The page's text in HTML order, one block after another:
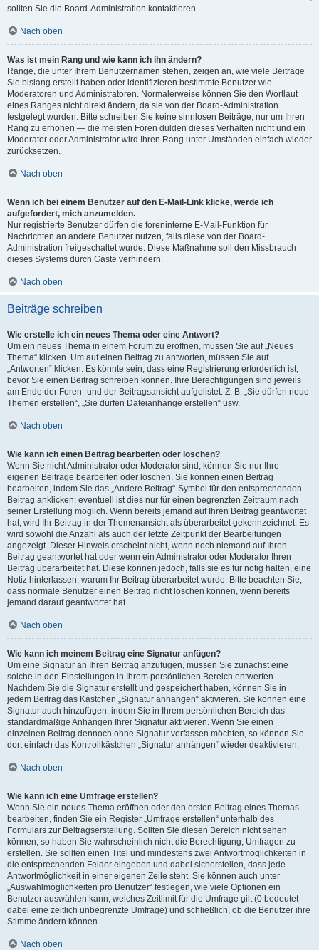
sollten Sie die Board-Administration kontaktieren.
Nach oben
Was ist mein Rang und wie kann ich ihn ändern?
Ränge, die unter Ihrem Benutzernamen stehen, zeigen an, wie viele Beiträge
Sie bislang erstellt haben oder identifizieren bestimmte Benutzer wie
Moderatoren und Administratoren. Normalerweise können Sie den Wortlaut
eines Ranges nicht direkt ändern, da sie von der Board-Administration
festgelegt wurden. Bitte schreiben Sie keine sinnlosen Beiträge, nur um Ihren
Rang zu erhöhen — die meisten Foren dulden dieses Verhalten nicht und ein
Moderator oder Administrator wird Ihren Rang unter Umständen einfach wieder
zurücksetzen.
Nach oben
Wenn ich bei einem Benutzer auf den E-Mail-Link klicke, werde ich
aufgefordert, mich anzumelden.
Nur registrierte Benutzer dürfen die foreninterne E-Mail-Funktion für
Nachrichten an andere Benutzer nutzen, falls diese von der Board-
Administration freigeschaltet wurde. Diese Maßnahme soll den Missbrauch
dieses Systems durch Gäste verhindern.
Nach oben
Beiträge schreiben
Wie erstelle ich ein neues Thema oder eine Antwort?
Um ein neues Thema in einem Forum zu eröffnen, müssen Sie auf „Neues
Thema“ klicken. Um auf einen Beitrag zu antworten, müssen Sie auf
„Antworten“ klicken. Es könnte sein, dass eine Registrierung erforderlich ist,
bevor Sie einen Beitrag schreiben können. Ihre Berechtigungen sind jeweils
am Ende der Foren- und der Beitragsansicht aufgelistet. Z. B. „Sie dürfen neue
Themen erstellen“, „Sie dürfen Dateianhänge erstellen“ usw.
Nach oben
Wie kann ich einen Beitrag bearbeiten oder löschen?
Wenn Sie nicht Administrator oder Moderator sind, können Sie nur Ihre
eigenen Beiträge bearbeiten oder löschen. Sie können einen Beitrag
bearbeiten, indem Sie das „Ändere Beitrag“-Symbol für den entsprechenden
Beitrag anklicken; eventuell ist dies nur für einen begrenzten Zeitraum nach
seiner Erstellung möglich. Wenn bereits jemand auf Ihren Beitrag geantwortet
hat, wird Ihr Beitrag in der Themenansicht als überarbeitet gekennzeichnet. Es
wird sowohl die Anzahl als auch der letzte Zeitpunkt der Bearbeitungen
angezeigt. Dieser Hinweis erscheint nicht, wenn noch niemand auf Ihren
Beitrag geantwortet hat oder wenn ein Administrator oder Moderator Ihren
Beitrag überarbeitet hat. Diese können jedoch, falls sie es für nötig halten, eine
Notiz hinterlassen, warum Ihr Beitrag überarbeitet wurde. Bitte beachten Sie,
dass normale Benutzer einen Beitrag nicht löschen können, wenn bereits
jemand darauf geantwortet hat.
Nach oben
Wie kann ich meinem Beitrag eine Signatur anfügen?
Um eine Signatur an Ihren Beitrag anzufügen, müssen Sie zunächst eine
solche in den Einstellungen in Ihrem persönlichen Bereich entwerfen.
Nachdem Sie die Signatur erstellt und gespeichert haben, können Sie in
jedem Beitrag das Kästchen „Signatur anhängen“ aktivieren. Sie können eine
Signatur auch hinzufügen, indem Sie in Ihrem persönlichen Bereich das
standardmäßige Anhängen Ihrer Signatur aktivieren. Wenn Sie einen
einzelnen Beitrag dennoch ohne Signatur verfassen möchten, so können Sie
dort einfach das Kontrollkästchen „Signatur anhängen“ wieder deaktivieren.
Nach oben
Wie kann ich eine Umfrage erstellen?
Wenn Sie ein neues Thema eröffnen oder den ersten Beitrag eines Themas
bearbeiten, finden Sie ein Register „Umfrage erstellen“ unterhalb des
Formulars zur Beitragserstellung. Sollten Sie diesen Bereich nicht sehen
können, so haben Sie wahrscheinlich nicht die Berechtigung, Umfragen zu
erstellen. Sie sollten einen Titel und mindestens zwei Antwortmöglichkeiten in
die entsprechenden Felder eingeben und dabei sicherstellen, dass jede
Antwortmöglichkeit in einer eigenen Zeile steht. Sie können auch unter
„Auswahlmöglichkeiten pro Benutzer“ festlegen, wie viele Optionen ein
Benutzer auswählen kann, welches Zeitlimit für die Umfrage gilt (0 bedeutet
dabei eine zeitlich unbegrenzte Umfrage) und schließlich, ob die Benutzer ihre
Stimme ändern können.
Nach oben